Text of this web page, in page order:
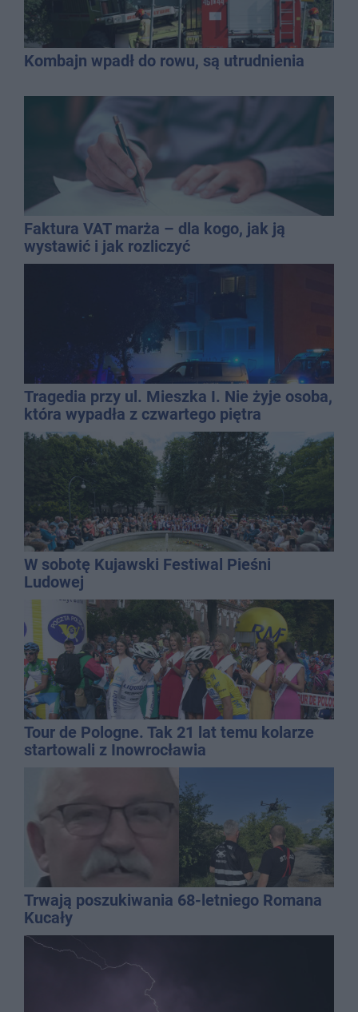
Kombajn wpadł do rowu, są utrudnienia
Faktura VAT marża – dla kogo, jak ją
wystawić i jak rozliczyć
Tragedia przy ul. Mieszka I. Nie żyje osoba,
która wypadła z czwartego piętra
W sobotę Kujawski Festiwal Pieśni
Ludowej
Tour de Pologne. Tak 21 lat temu kolarze
startowali z Inowrocławia
Trwają poszukiwania 68-letniego Romana
Kucały